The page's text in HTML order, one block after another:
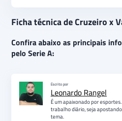
Ficha técnica de Cruzeiro x
Confira abaixo as principais
pelo Serie A:
Escrito por
Leonardo Rangel
É um apaixonado por
trabalho diário, seja
tema.